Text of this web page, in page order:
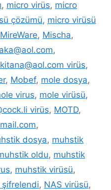
, micro virüs, micro
çözümü, micro virüsü
MireWare, Mischa,
,
virüs,
, Mobef, mole dosya,
virus, mole virüsü,
virüs, MOTD,
,
dosya, muhstik
oldu, muhstik
, muhstik virüsü,
şifrelendi, NAS virüsü,